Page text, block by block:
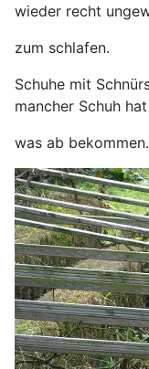
wieder recht
zum schlafen.
Schuhe mit
mancher Schuh
was ab bekommen.